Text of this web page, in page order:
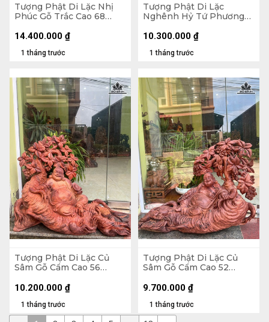
Tượng Phật Di Lặc Nhị
Phúc Gỗ Trắc Cao 68
1 tháng trước
14.400.000 ₫
Tượng Phật Di Lặc
Nghênh Hỷ Tứ Phương
Ngang 46 Sâu 23 (cm)
1 tháng trước
10.300.000 ₫
Tượng Phật Di Lặc Củ
Sâm Gỗ Cẩm Cao 56
1 tháng trước
10.200.000 ₫
Tượng Phật Di Lặc Củ
Sâm Gỗ Cẩm Cao 52
1 tháng trước
9.700.000 ₫